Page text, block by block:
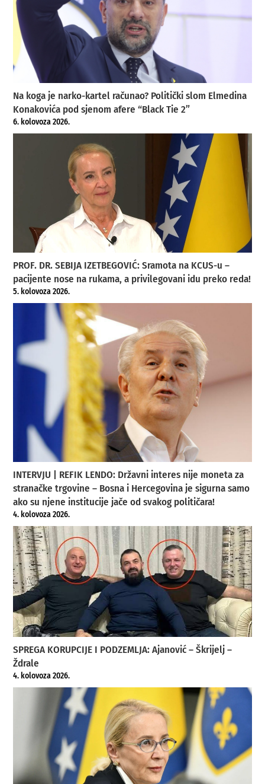
Na koga je narko-kartel računao? Politički slom Elmedina
Konakovića pod sjenom afere “Black Tie 2”
6. kolovoza 2026.
PROF. DR. SEBIJA IZETBEGOVIĆ: Sramota na KCUS-u –
pacijente nose na rukama, a privilegovani idu preko reda!
5. kolovoza 2026.
INTERVJU | REFIK LENDO: Državni interes nije moneta za
stranačke trgovine – Bosna i Hercegovina je sigurna samo
ako su njene institucije jače od svakog političara!
4. kolovoza 2026.
SPREGA KORUPCIJE I PODZEMLJA: Ajanović – Škrijelj –
Ždrale
4. kolovoza 2026.